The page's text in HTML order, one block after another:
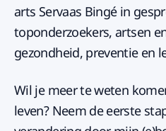
arts Servaas Bingé in
toponderzoekers, artsen
gezondheid, preventie en
Wil je meer te weten
leven? Neem de eerste